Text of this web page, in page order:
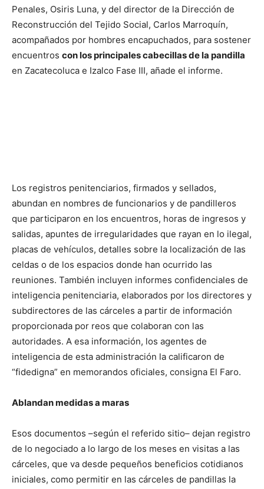
Penales, Osiris Luna, y del director de la Dirección de
Reconstrucción del Tejido Social, Carlos Marroquín,
acompañados por hombres encapuchados, para sostener
encuentros con los principales cabecillas de la pandilla
en Zacatecoluca e Izalco Fase III, añade el informe.
Los registros penitenciarios, firmados y sellados,
abundan en nombres de funcionarios y de pandilleros
que participaron en los encuentros, horas de ingresos y
salidas, apuntes de irregularidades que rayan en lo ilegal,
placas de vehículos, detalles sobre la localización de las
celdas o de los espacios donde han ocurrido las
reuniones. También incluyen informes confidenciales de
inteligencia penitenciaria, elaborados por los directores y
subdirectores de las cárceles a partir de información
proporcionada por reos que colaboran con las
autoridades. A esa información, los agentes de
inteligencia de esta administración la calificaron de
“fidedigna” en memorandos oficiales, consigna El Faro.
Ablandan medidas a maras
Esos documentos –según el referido sitio– dejan registro
de lo negociado a lo largo de los meses en visitas a las
cárceles, que va desde pequeños beneficios cotidianos
iniciales, como permitir en las cárceles de pandillas la